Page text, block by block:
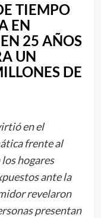
TIEMPO
EN
25 AÑOS
UN
DE
en el
frente al
los hogares
ante la
revelaron
presentan